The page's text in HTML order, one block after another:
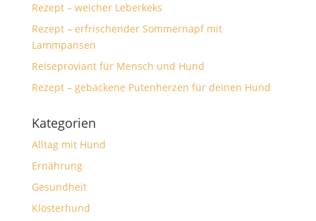
Rezept – weicher Leberkeks
Rezept – erfrischender Sommernapf mit
Lammpansen
Reiseproviant für Mensch und Hund
Rezept – gebackene Putenherzen für deinen Hund
Kategorien
Alltag mit Hund
Ernährung
Gesundheit
Klosterhund